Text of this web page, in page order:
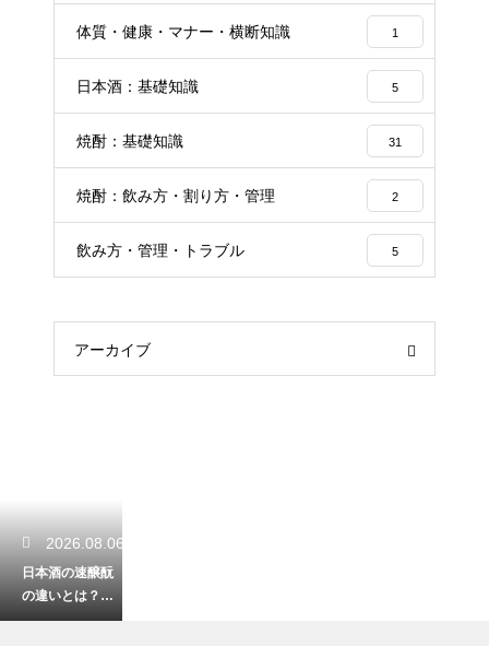
体質・健康・マナー・横断知識 1
日本酒：基礎知識 5
焼酎：基礎知識 31
焼酎：飲み方・割り方・管理 2
飲み方・管理・トラブル 5
アーカイブ
2026.08.06
日本酒の速醸酛
の違いとは？伝
統的な生酛との